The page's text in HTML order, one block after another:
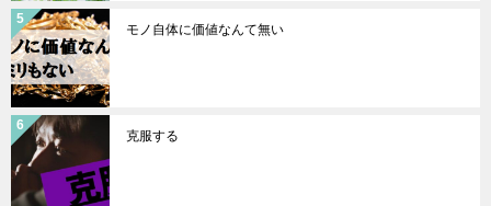
モノ自体に価値なんて無い
克服する